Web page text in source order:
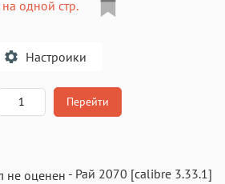
на одной стр.
Настроики
Перейти
- Рай 2070 [calibre 3.33.1]